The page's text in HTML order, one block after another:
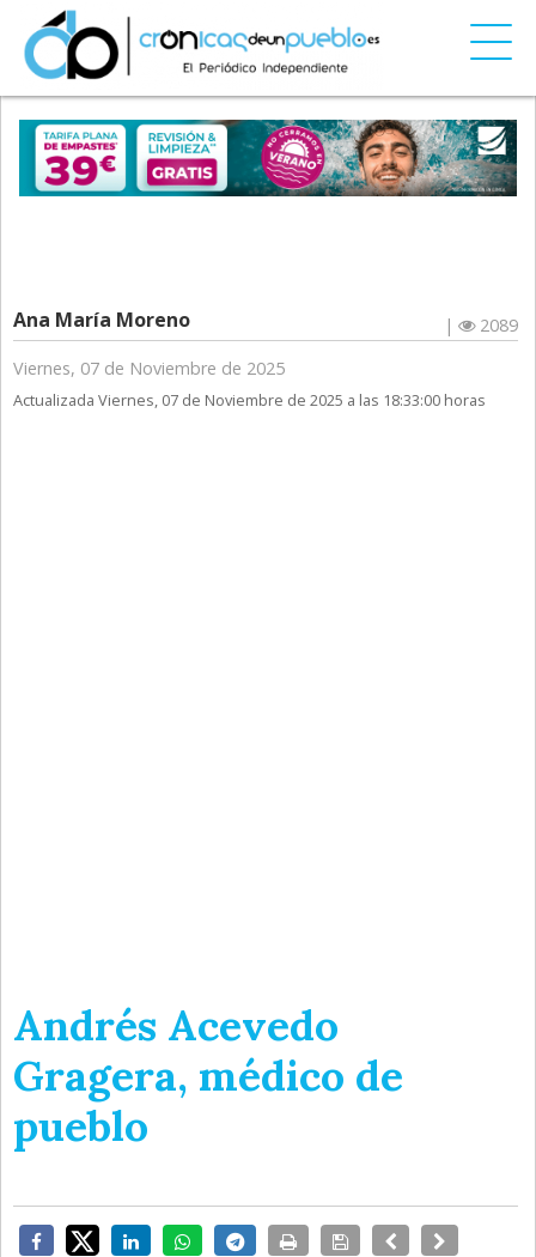
Ana María Moreno |
2089
Viernes, 07 de Noviembre de 2025
Actualizada Viernes, 07 de Noviembre de 2025 a las 18:33:00 horas
Andrés Acevedo
Gragera, médico de
pueblo